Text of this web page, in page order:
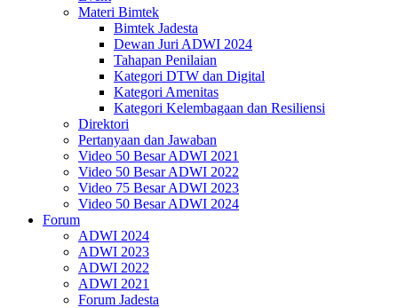
Materi Bimtek
Bimtek Jadesta
Dewan Juri ADWI 2024
Tahapan Penilaian
Kategori DTW dan Digital
Kategori Amenitas
Kategori Kelembagaan dan Resiliensi
Direktori
Pertanyaan dan Jawaban
Video 50 Besar ADWI 2021
Video 50 Besar ADWI 2022
Video 75 Besar ADWI 2023
Video 50 Besar ADWI 2024
Forum
ADWI 2024
ADWI 2023
ADWI 2022
ADWI 2021
Forum Jadesta